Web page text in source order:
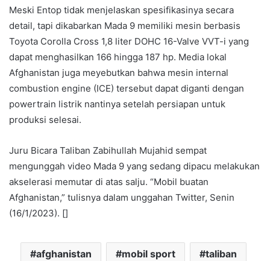
Meski Entop tidak menjelaskan spesifikasinya secara
detail, tapi dikabarkan Mada 9 memiliki mesin berbasis
Toyota Corolla Cross 1,8 liter DOHC 16-Valve VVT-i yang
dapat menghasilkan 166 hingga 187 hp. Media lokal
Afghanistan juga meyebutkan bahwa mesin internal
combustion engine (ICE) tersebut dapat diganti dengan
powertrain listrik nantinya setelah persiapan untuk
produksi selesai.
Juru Bicara Taliban Zabihullah Mujahid sempat
mengunggah video Mada 9 yang sedang dipacu melakukan
akselerasi memutar di atas salju. “Mobil buatan
Afghanistan,” tulisnya dalam unggahan Twitter, Senin
(16/1/2023). []
afghanistan mobil sport taliban